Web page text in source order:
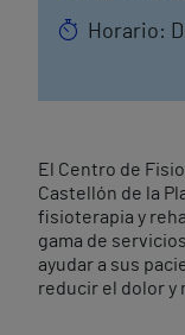
Horario:
El Centro de
Castellón de la
fisioterapia y
gama de
ayudar a sus
reducir el dolor y